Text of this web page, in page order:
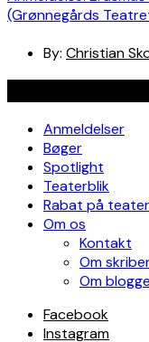
(Grønnegårds
By: Christian
Anmeldelser
Bøger
Spotlight
Teaterblik
Rabat på
Om os
Kontakt
Om
Om
Facebook
Instagram